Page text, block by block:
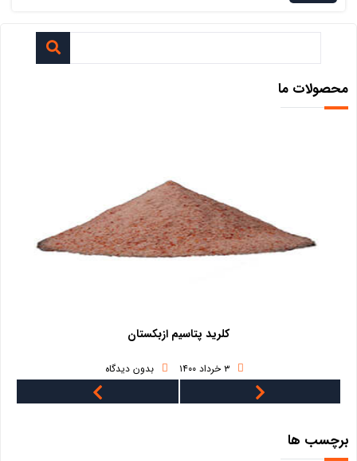
محصولات ما
کلرید پتاسیم ازبکستان
۳ خرداد ۱۴۰۰ بدون دیدگاه
برچسب ها